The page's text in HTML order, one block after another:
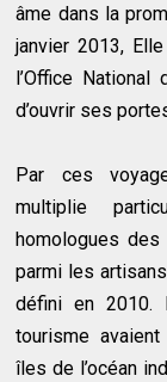
âme dans la
janvier 2013,
l’Office National
d’ouvrir ses
Par ces
multiplie
homologues
parmi les
défini en 2010.
tourisme
îles de l’océan